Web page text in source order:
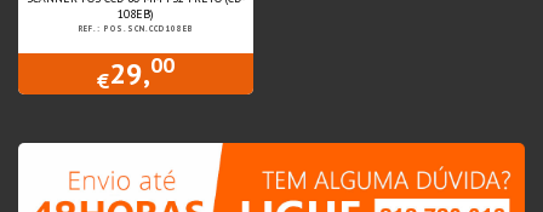
108EB)
REF.: POS.SCN.CCD108EB
€29,00